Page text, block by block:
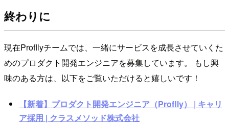
終わりに
現在Profllyチームでは、一緒にサービスを成長させていくた
めのプロダクト開発エンジニアを募集しています。 もし興
味のある方は、以下をご覧いただけると嬉しいです！
【新着】プロダクト開発エンジニア（Proflly） | キャリ
ア採用 | クラスメソッド株式会社